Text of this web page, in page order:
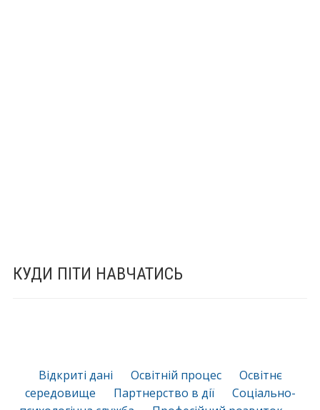
КУДИ ПІТИ НАВЧАТИСЬ
Відкриті дані Освітній процес
Освітнє
середовище
Партнерство в дії
Соціально-